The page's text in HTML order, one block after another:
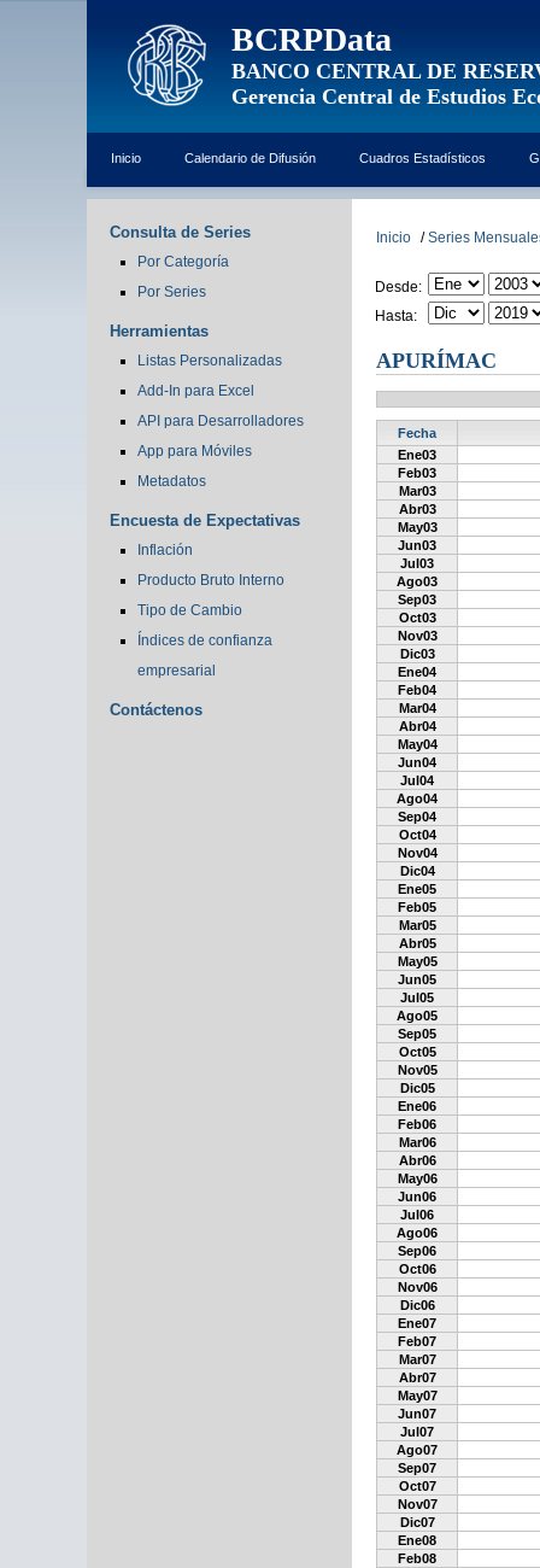
BCRPData
BANCO CENTRAL DE
Gerencia Central de Estudios
Inicio Calendario de Difusión Cuadros Estadísticos
Consulta de Series
Por Categoría
Por Series
Herramientas
Listas Personalizadas
Add-In para Excel
API para Desarrolladores
App para Móviles
Metadatos
Encuesta de Expectativas
Inflación
Producto Bruto Interno
Tipo de Cambio
Índices de confianza
empresarial
Contáctenos
Inicio / Series
Desde:
Hasta:
APURÍMAC
Fecha
Ene03
Feb03
Mar03
Abr03
May03
Jun03
Jul03
Ago03
Sep03
Oct03
Nov03
Dic03
Ene04
Feb04
Mar04
Abr04
May04
Jun04
Jul04
Ago04
Sep04
Oct04
Nov04
Dic04
Ene05
Feb05
Mar05
Abr05
May05
Jun05
Jul05
Ago05
Sep05
Oct05
Nov05
Dic05
Ene06
Feb06
Mar06
Abr06
May06
Jun06
Jul06
Ago06
Sep06
Oct06
Nov06
Dic06
Ene07
Feb07
Mar07
Abr07
May07
Jun07
Jul07
Ago07
Sep07
Oct07
Nov07
Dic07
Ene08
Feb08